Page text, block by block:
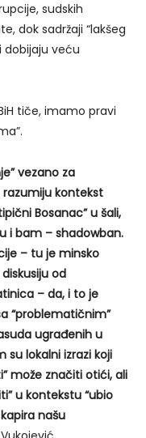
sudskih
dok sadržaji “lakšeg
veću
tiče, imamo pravi
vezano za
kontekst
Bosanac” u šali,
i bam – shadowban.
– tu je minsko
od
– da, i to je
“problematičnim”
ugrađenih u
su lokalni izrazi koji
može značiti otići, ali
u kontekstu “ubio
našu